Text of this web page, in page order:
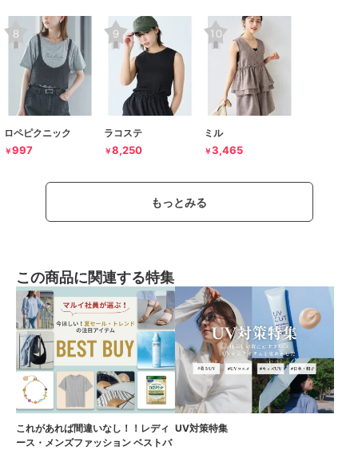
ロペピクニック
￥997
ラコステ
￥8,250
ミル
￥3,465
もっとみる
この商品に関連する特集
これがあれば間違いなし！！レディ
ース・メンズファッション ベストバ
UV対策特集